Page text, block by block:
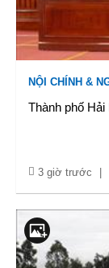
NỘI CHÍNH &
Thành phố
3 giờ trước